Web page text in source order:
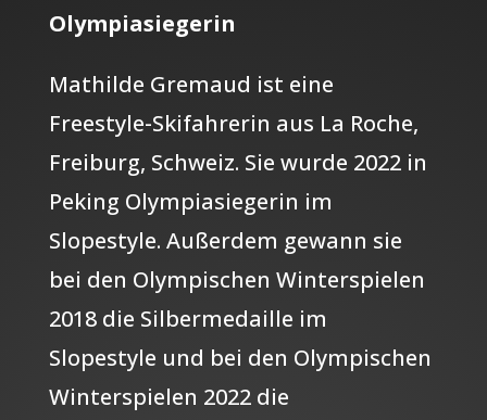
Olympiasiegerin
Mathilde Gremaud ist eine
Freestyle-Skifahrerin aus La Roche,
Freiburg, Schweiz. Sie wurde 2022 in
Peking Olympiasiegerin im
Slopestyle. Außerdem gewann sie
bei den Olympischen Winterspielen
2018 die Silbermedaille im
Slopestyle und bei den Olympischen
Winterspielen 2022 die